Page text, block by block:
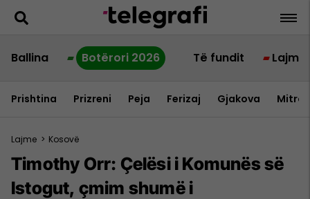
Ballina Botërori 2026 Të fundit Lajme
Prishtina Prizreni Peja Ferizaj Gjakova
Lajme > Kosovë
Timothy Orr: Çelësi i Komunës së
Istogut, çmim shumë i